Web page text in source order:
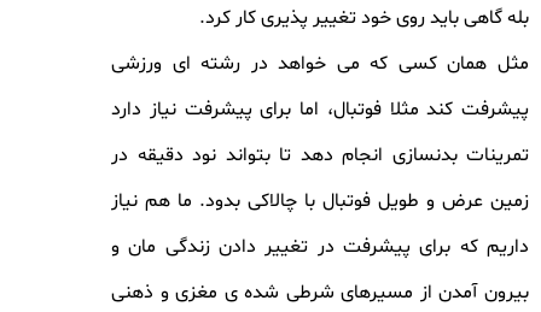
بله گاهی باید روی خود تغییر پذیری کار کرد.
مثل همان کسی که می خواهد در رشته ای ورزشی
پیشرفت کند مثلا فوتبال، اما برای پیشرفت نیاز دارد
تمرینات بدنسازی انجام دهد تا بتواند نود دقیقه در
زمین عرض و طویل فوتبال با چالاکی بدود. ما هم نیاز
داریم که برای پیشرفت در تغییر دادن زندگی مان و
بیرون آمدن از مسیرهای شرطی شده ی مغزی و ذهنی